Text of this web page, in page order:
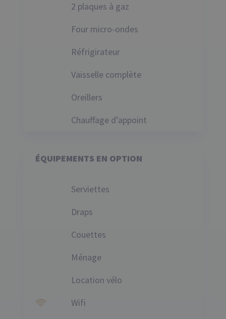
2 plaques à gaz
Four micro-ondes
Réfrigirateur
Vaisselle complète
Oreillers
Chauffage d’appoint
ÉQUIPEMENTS EN OPTION
Serviettes
Draps
Couettes
Ménage
Location vélo
Wifi